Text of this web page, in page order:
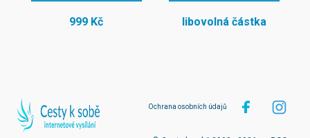
999 Kč libovolná částka
Ochrana osobních údajů